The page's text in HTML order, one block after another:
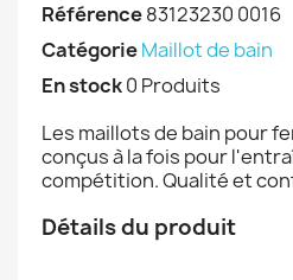
Référence83123230 0016
CatégorieMaillot de bain
En stock0 Produits
Les maillots de bain pour
conçus à la fois pour
compétition. Qualité et
Détails du produit